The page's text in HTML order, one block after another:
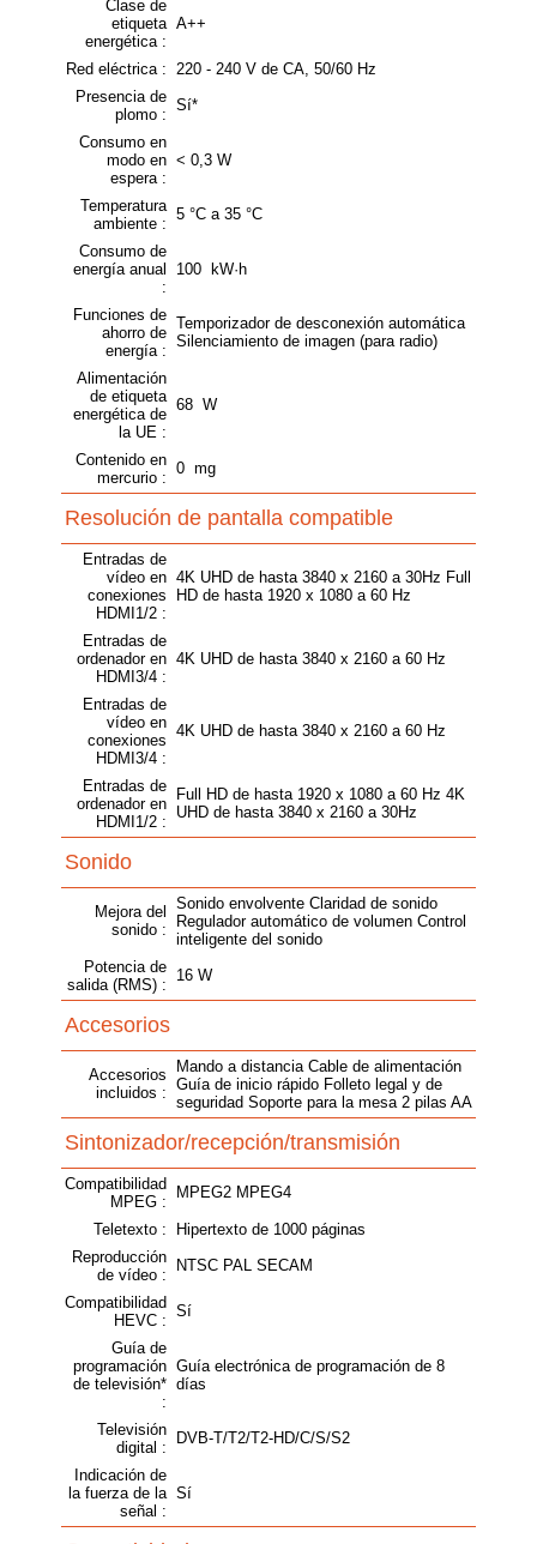
Clase de
etiqueta
energética :
A++
Red eléctrica : 220 - 240 V de CA, 50/60 Hz
Presencia de
plomo :
Sí*
Consumo en
modo en
espera :
< 0,3 W
Temperatura
ambiente :
5 °C a 35 °C
Consumo de
energía anual
:
100 kW·h
Funciones de
ahorro de
energía :
Temporizador de desconexión automática
Silenciamiento de imagen (para radio)
Alimentación
de etiqueta
energética de
la UE :
68 W
Contenido en
mercurio :
0 mg
Resolución de pantalla compatible
Entradas de
vídeo en
conexiones
HDMI1/2 :
4K UHD de hasta 3840 x 2160 a 30Hz Full
HD de hasta 1920 x 1080 a 60 Hz
Entradas de
ordenador en
HDMI3/4 :
4K UHD de hasta 3840 x 2160 a 60 Hz
Entradas de
vídeo en
conexiones
HDMI3/4 :
4K UHD de hasta 3840 x 2160 a 60 Hz
Entradas de
ordenador en
HDMI1/2 :
Full HD de hasta 1920 x 1080 a 60 Hz 4K
UHD de hasta 3840 x 2160 a 30Hz
Sonido
Mejora del
sonido :
Sonido envolvente Claridad de sonido
Regulador automático de volumen Control
inteligente del sonido
Potencia de
salida (RMS) :
16 W
Accesorios
Accesorios
incluidos :
Mando a distancia Cable de alimentación
Guía de inicio rápido Folleto legal y de
seguridad Soporte para la mesa 2 pilas AA
Sintonizador/recepción/transmisión
Compatibilidad
MPEG :
MPEG2 MPEG4
Teletexto :
Hipertexto de 1000 páginas
Reproducción
de vídeo :
NTSC PAL SECAM
Compatibilidad
HEVC :
Sí
Guía de
programación
de televisión*
:
Guía electrónica de programación de 8
días
Televisión
digital :
DVB-T/T2/T2-HD/C/S/S2
Indicación de
la fuerza de la
señal :
Sí